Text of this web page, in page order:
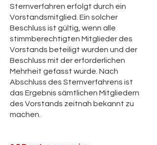
Sternverfahren erfolgt durch ein
Vorstandsmitglied. Ein solcher
Beschluss ist gültig, wenn alle
stimmberechtigten Mitglieder des
Vorstands beteiligt wurden und der
Beschluss mit der erforderlichen
Mehrheit gefasst wurde. Nach
Abschluss des Sternverfahrens ist
das Ergebnis sämtlichen Mitgliedern
des Vorstands zeitnah bekannt zu
machen.